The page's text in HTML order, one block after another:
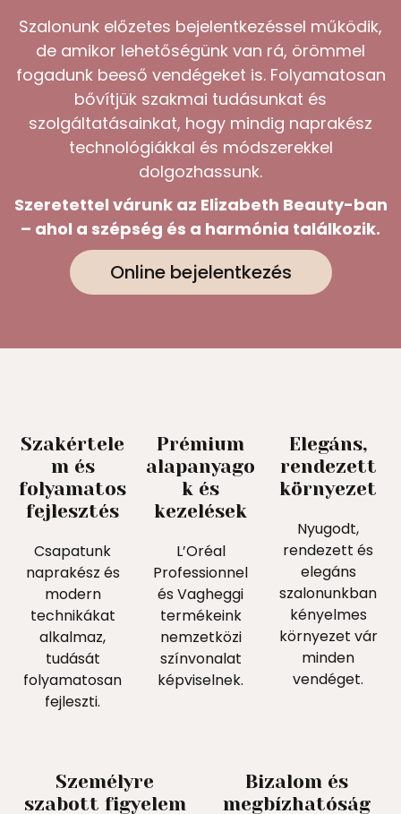
Szalonunk előzetes bejelentkezéssel működik,
de amikor lehetőségünk van rá, örömmel
fogadunk beeső vendégeket is. Folyamatosan
bővítjük szakmai tudásunkat és
szolgáltatásainkat, hogy mindig naprakész
technológiákkal és módszerekkel
dolgozhassunk.
Szeretettel várunk az Elizabeth Beauty-ban
– ahol a szépség és a harmónia találkozik.
Online bejelentkezés
Szakértele
m és
folyamatos
fejlesztés
Csapatunk
naprakész és
modern
technikákat
alkalmaz,
tudását
folyamatosan
fejleszti.
Prémium
alapanyago
k és
kezelések
L’Oréal
Professionnel
és Vagheggi
termékeink
nemzetközi
színvonalat
képviselnek.
Elegáns,
rendezett
környezet
Nyugodt,
rendezett és
elegáns
szalonunkban
kényelmes
környezet vár
minden
vendéget.
Személyre
szabott figyelem
Bizalom és
megbízhatóság